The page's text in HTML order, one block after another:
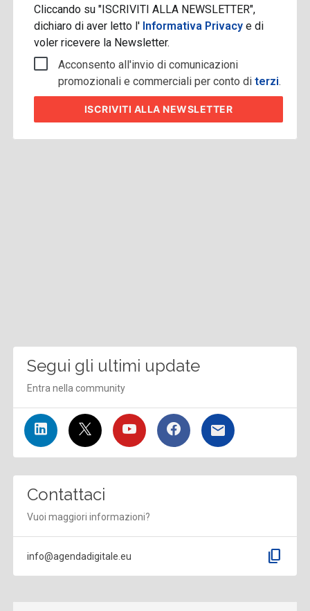
Cliccando su "ISCRIVITI ALLA NEWSLETTER",
dichiaro di aver letto l' Informativa Privacye di
voler ricevere la Newsletter.
Acconsento all'invio di comunicazioni
promozionali e commerciali per conto diterzi.
ISCRIVITI ALLA NEWSLETTER
Segui gli ultimi update
Entra nella community
Contattaci
Vuoi maggiori informazioni?
info@agendadigitale.eu content_copy